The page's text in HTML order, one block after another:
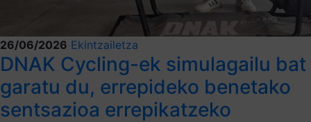
26/06/2026 Ekintzailetza
DNAK Cycling-ek simulagailu bat
garatu du, errepideko benetako
sentsazioa errepikatzeko